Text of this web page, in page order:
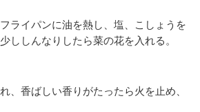
ライパンに油を熱し、塩、こしょうを
ししんなりしたら菜の花を入れる。
、香ばしい香りがたったら火を止め、